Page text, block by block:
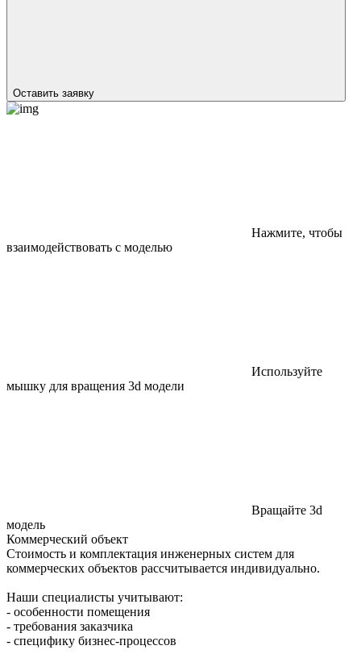
Оставить заявку
Нажмите, чтобы
взаимодействовать с моделью
Используйте
мышку для вращения 3d модели
Вращайте 3d
модель
Коммерческий объект
Стоимость и комплектация инженерных систем для
коммерческих объектов рассчитывается индивидуально.
Наши специалисты учитывают:
- особенности помещения
- требования заказчика
- специфику бизнес-процессов